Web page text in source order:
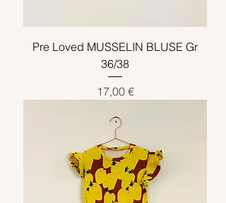
Pre Loved MUSSELIN BLUSE Gr
36/38
Preis
17,00 €